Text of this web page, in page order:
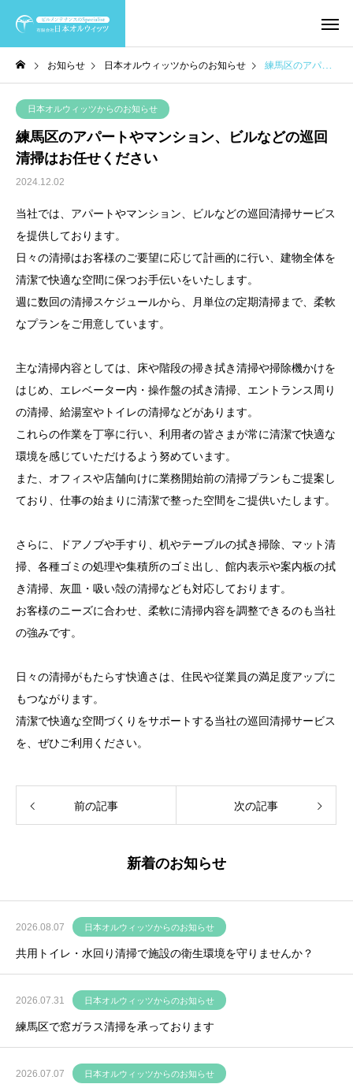
お知らせ 日本オルウィッツからのお知らせ 練馬区のアパートやマンション、ビルなどの巡回清掃はお任せください
日本オルウィッツからのお知らせ
練馬区のアパートやマンション、ビルなどの巡回
清掃はお任せください
2024.12.02
当社では、アパートやマンション、ビルなどの巡回清掃サービス
を提供しております。
日々の清掃はお客様のご要望に応じて計画的に行い、建物全体を
清潔で快適な空間に保つお手伝いをいたします。
週に数回の清掃スケジュールから、月単位の定期清掃まで、柔軟
なプランをご用意しています。
主な清掃内容としては、床や階段の掃き拭き清掃や掃除機かけを
はじめ、エレベーター内・操作盤の拭き清掃、エントランス周り
の清掃、給湯室やトイレの清掃などがあります。
これらの作業を丁寧に行い、利用者の皆さまが常に清潔で快適な
環境を感じていただけるよう努めています。
また、オフィスや店舗向けに業務開始前の清掃プランもご提案し
ており、仕事の始まりに清潔で整った空間をご提供いたします。
さらに、ドアノブや手すり、机やテーブルの拭き掃除、マット清
掃、各種ゴミの処理や集積所のゴミ出し、館内表示や案内板の拭
き清掃、灰皿・吸い殻の清掃なども対応しております。
お客様のニーズに合わせ、柔軟に清掃内容を調整できるのも当社
の強みです。
日々の清掃がもたらす快適さは、住民や従業員の満足度アップに
もつながります。
清潔で快適な空間づくりをサポートする当社の巡回清掃サービス
を、ぜひご利用ください。
前の記事 次の記事
新着のお知らせ
2026.08.07 日本オルウィッツからのお知らせ
共用トイレ・水回り清掃で施設の衛生環境を守りませんか？
2026.07.31 日本オルウィッツからのお知らせ
練馬区で窓ガラス清掃を承っております
2026.07.07 日本オルウィッツからのお知らせ